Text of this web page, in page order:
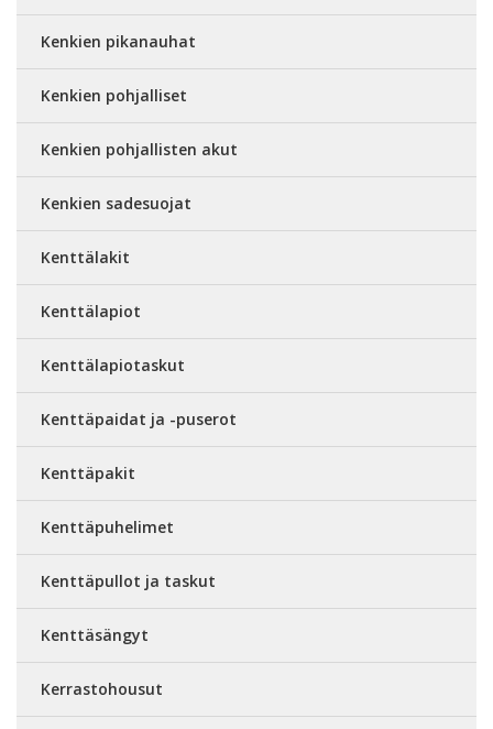
Kenkien pikanauhat
Kenkien pohjalliset
Kenkien pohjallisten akut
Kenkien sadesuojat
Kenttälakit
Kenttälapiot
Kenttälapiotaskut
Kenttäpaidat ja -puserot
Kenttäpakit
Kenttäpuhelimet
Kenttäpullot ja taskut
Kenttäsängyt
Kerrastohousut